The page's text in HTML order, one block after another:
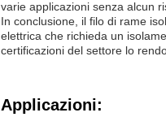
varie applicazioni senza alcun
In conclusione, il filo di rame
elettrica che richieda un
certificazioni del settore lo
Applicazioni: